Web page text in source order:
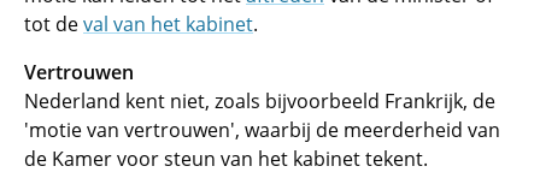
tot deval van het kabinet.
Vertrouwen
Nederland kent niet, zoals bijvoorbeeld Frankrijk, de
'motie van vertrouwen', waarbij de meerderheid van
de Kamer voor steun van het kabinet tekent.